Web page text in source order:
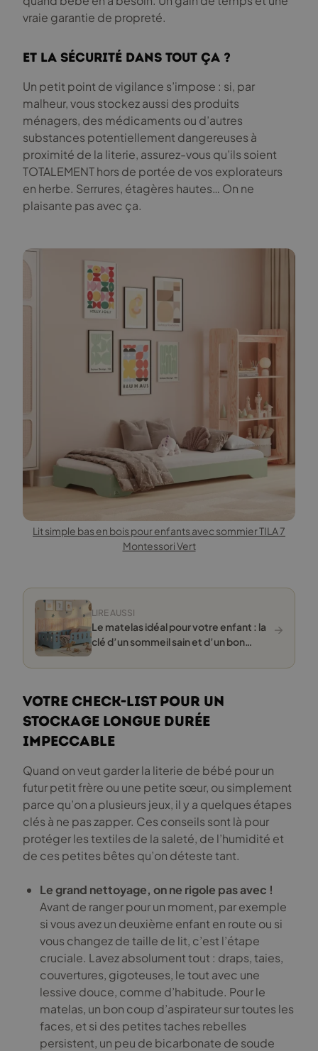
vraie garantie de propreté.
Et la sécurité dans tout ça ?
Un petit point de vigilance s’impose : si, par
malheur, vous stockez aussi des produits
ménagers, des médicaments ou d’autres
substances potentiellement dangereuses à
proximité de la literie, assurez-vous qu’ils soient
TOTALEMENT hors de portée de vos explorateurs
en herbe. Serrures, étagères hautes… On ne
plaisante pas avec ça.
Lit simple bas en bois pour enfants avec sommier TILA 7
Montessori Vert
LIRE AUSSI
Le matelas idéal pour votre enfant : la
clé d’un sommeil sain et d’un bon
→
Votre check-list pour un
stockage longue durée
impeccable
Quand on veut garder la literie de bébé pour un
futur petit frère ou une petite sœur, ou simplement
parce qu’on a plusieurs jeux, il y a quelques étapes
clés à ne pas zapper. Ces conseils sont là pour
protéger les textiles de la saleté, de l’humidité et
de ces petites bêtes qu’on déteste tant.
Le grand nettoyage, on ne rigole pas avec !
Avant de ranger pour un moment, par exemple
si vous avez un deuxième enfant en route ou si
vous changez de taille de lit, c’est l’étape
cruciale. Lavez absolument tout : draps, taies,
couvertures, gigoteuses, le tout avec une
lessive douce, comme d’habitude. Pour le
matelas, un bon coup d’aspirateur sur toutes les
faces, et si des petites taches rebelles
persistent, un peu de bicarbonate de soude